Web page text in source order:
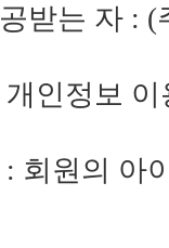
받는 자 :
인정보
회원의 아